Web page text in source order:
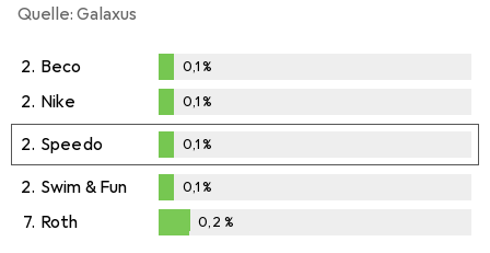
Quelle: Galaxus
2. Beco
%
0,1%
2. Nike
0,1%
0,1%
2. Speedo
0,1%
0,1%
2. Swim & Fun
%
0,1%
7. Roth 0,2 %